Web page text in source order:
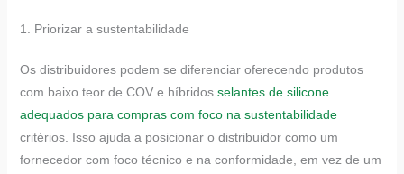
1. Priorizar a sustentabilidade
Os distribuidores podem se diferenciar oferecendo produtos
com baixo teor de COV e híbridos selantes de silicone
adequados para compras com foco na sustentabilidade
critérios. Isso ajuda a posicionar o distribuidor como um
fornecedor com foco técnico e na conformidade, em vez de um